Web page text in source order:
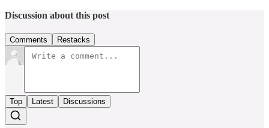
Discussion about this post
Comments Restacks
Top Latest Discussions